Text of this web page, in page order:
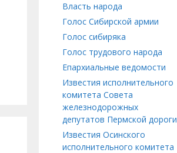
Власть народа
Голос Сибирской армии
Голос сибиряка
Голос трудового народа
Епархиальные ведомости
Известия исполнительного
комитета Совета
железнодорожных
депутатов Пермской дороги
Известия Осинского
исполнительного комитета